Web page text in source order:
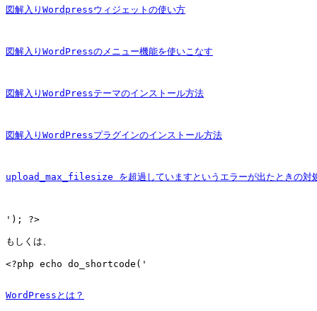
図解入りWordpressウィジェットの使い方
図解入りWordPressのメニュー機能を使いこなす
図解入りWordPressテーマのインストール方法
図解入りWordPressプラグインのインストール方法
upload_max_filesize を超過していますというエラーが出たときの対
'); ?>
もしくは、
<?php echo do_shortcode('
WordPressとは？